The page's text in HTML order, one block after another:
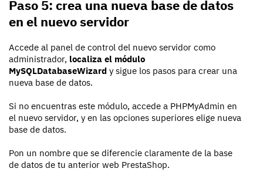
Paso 5: crea una nueva base de datos
en el nuevo servidor
Accede al panel de control del nuevo servidor como
administrador, localiza el módulo
MySQLDatabaseWizard y sigue los pasos para crear una
nueva base de datos.
Si no encuentras este módulo, accede a PHPMyAdmin en
el nuevo servidor, y en las opciones superiores elige nueva
base de datos.
Pon un nombre que se diferencie claramente de la base
de datos de tu anterior web PrestaShop.